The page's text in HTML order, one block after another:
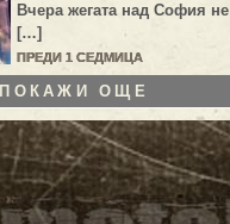
Вчера жегата над София не
[…]
ПРЕДИ 1 СЕДМИЦА
ПОКАЖИ ОЩЕ